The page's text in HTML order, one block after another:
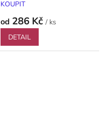
KOUPIT
od 286 Kč / ks
DETAIL